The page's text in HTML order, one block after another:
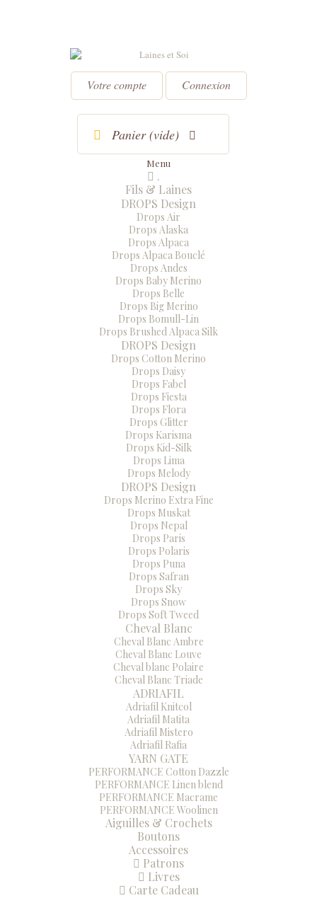
Votre compte Connexion
Panier (vide)
Menu
.
Fils & Laines
DROPS Design
Drops Air
Drops Alaska
Drops Alpaca
Drops Alpaca Bouclé
Drops Andes
Drops Baby Merino
Drops Belle
Drops Big Merino
Drops Bomull-Lin
Drops Brushed Alpaca Silk
DROPS Design
Drops Cotton Merino
Drops Daisy
Drops Fabel
Drops Fiesta
Drops Flora
Drops Glitter
Drops Karisma
Drops Kid-Silk
Drops Lima
Drops Melody
DROPS Design
Drops Merino Extra Fine
Drops Muskat
Drops Nepal
Drops Paris
Drops Polaris
Drops Puna
Drops Safran
Drops Sky
Drops Snow
Drops Soft Tweed
Cheval Blanc
Cheval Blanc Ambre
Cheval Blanc Louve
Cheval blanc Polaire
Cheval Blanc Triade
ADRIAFIL
Adriafil Knitcol
Adriafil Matita
Adriafil Mistero
Adriafil Rafia
YARN GATE
PERFORMANCE Cotton Dazzle
PERFORMANCE Linen blend
PERFORMANCE Macrame
PERFORMANCE Woolinen
Aiguilles & Crochets
Boutons
Accessoires
Patrons
Livres
Carte Cadeau